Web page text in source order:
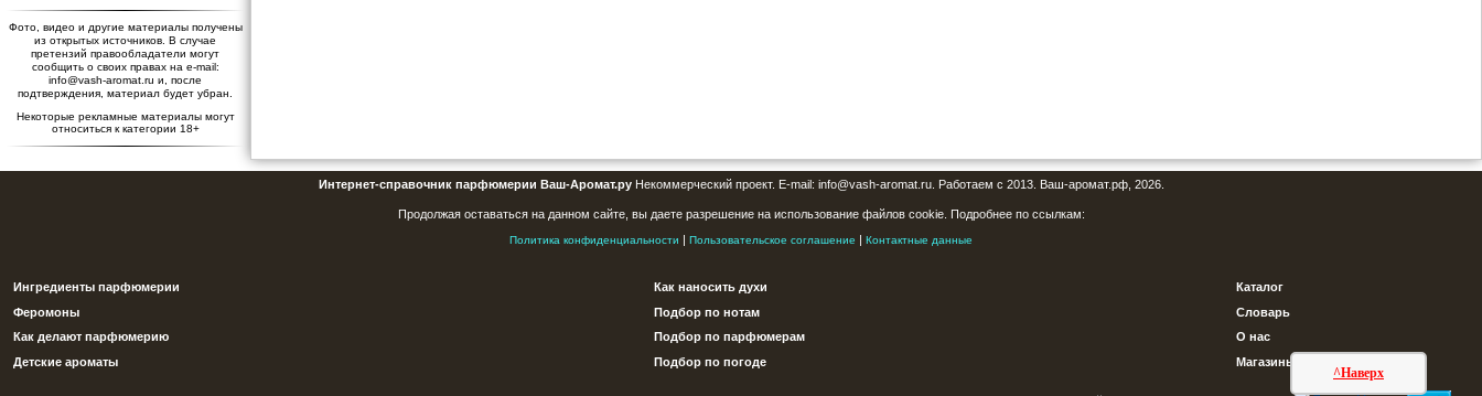
Фото, видео и другие материалы получены
из открытых источников. В случае
претензий правообладатели могут
сообщить о своих правах на e-mail:
info@vash-aromat.ru и, после
подтверждения, материал будет убран.
Некоторые рекламные материалы могут
относиться к категории 18+
^Наверх
Интернет-справочник парфюмерии Ваш-Аромат.руНекоммерческий проект. E-mail: info@vash-aromat.ru. Работаем с 2013. Ваш-аромат.рф, 2026.
Продолжая оставаться на данном сайте, вы даете разрешение на использование файлов cookie. Подробнее по ссылкам:
Политика конфиденциальности | Пользовательское соглашение | Контактные данные
Ингредиенты парфюмерии
Феромоны
Как делают парфюмерию
Детские ароматы
Как наносить духи
Подбор по нотам
Подбор по парфюмерам
Подбор по погоде
Каталог
Словарь
О нас
Магазины